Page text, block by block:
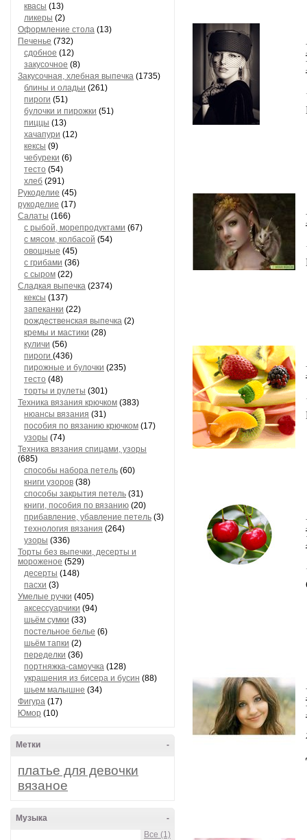
квасы (13)
ликеры (2)
Оформление стола (13)
Печенье (732)
сдобное (12)
закусочное (8)
Закусочная, хлебная выпечка (1735)
блины и оладьи (261)
пироги (51)
булочки и пирожки (51)
пиццы (13)
хачапури (12)
кексы (9)
чебуреки (6)
тесто (54)
хлеб (291)
Рукоделие (45)
рукоделие (17)
Салаты (166)
с рыбой, морепродуктами (67)
с мясом, колбасой (54)
овощные (45)
с грибами (36)
с сыром (22)
Сладкая выпечка (2374)
кексы (137)
запеканки (22)
рождественская выпечка (2)
кремы и мастики (28)
куличи (56)
пироги (436)
пирожные и булочки (235)
тесто (48)
торты и рулеты (301)
Техника вязания крючком (383)
нюансы вязания (31)
пособия по вязанию крючком (17)
узоры (74)
Техника вязания спицами, узоры
(685)
способы набора петель (60)
книги узоров (38)
способы закрытия петель (31)
книги, пособия по вязанию (20)
прибавление, убавление петель (3)
технология вязания (264)
узоры (336)
Торты без выпечки, десерты и
мороженое (529)
десерты (148)
пасхи (3)
Умелые ручки (405)
аксессуарчики (94)
шьём сумки (33)
постельное белье (6)
шьём тапки (2)
переделки (36)
портняжка-самоучка (128)
украшения из бисера и бусин (88)
шьем малышне (34)
Фигура (17)
Юмор (10)
-
Метки
платье для девочки
вязаное
-
Музыка
Все (1)